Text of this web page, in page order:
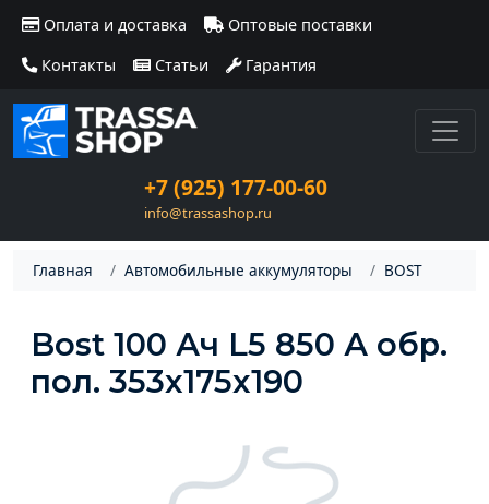
Оплата и доставка
Оптовые поставки
Контакты
Статьи Гарантия
+7 (925) 177-00-60
info@trassashop.ru
Главная Автомобильные аккумуляторы BOST
Bost 100 Ач L5 850 А обр.
пол. 353x175x190